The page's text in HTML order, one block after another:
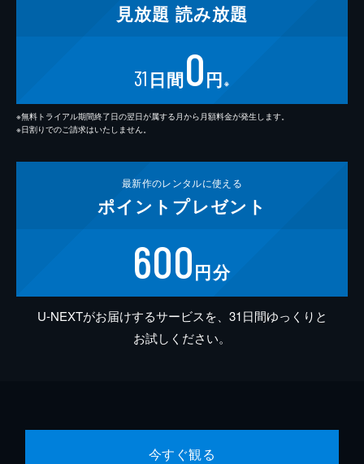
見放題 読み放題
31 日間0円 ※
※無料トライアル期間終了日の翌日が属する月から月額料金が発生します。
※日割りでのご請求はいたしません。
最新作のレンタルに使える
ポイント プレゼント
600円分
U-NEXTがお届けするサービスを、31日間ゆっくりと
お試しください。
今すぐ観る